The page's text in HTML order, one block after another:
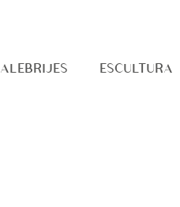
ALEBRIJES ESCULTURA